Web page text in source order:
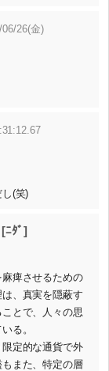
06/26(金)
(笑)
ﾆﾀﾞ]
痺させるための
、真実を隠蔽す
とで、人々の思
る。
定的な通貨で外
また、特定の層